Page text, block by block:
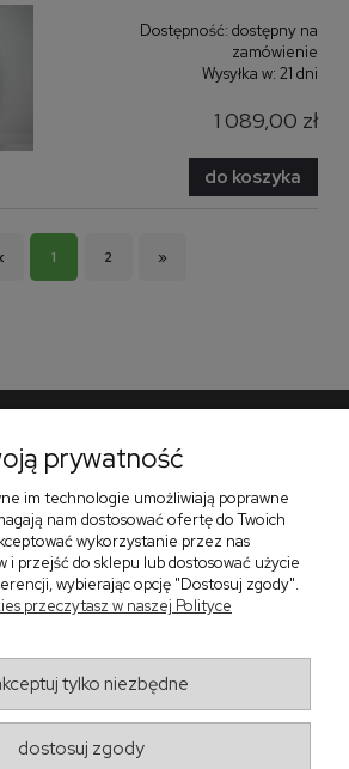
Dostępność: dostępny na
zamówienie
Wysyłka w: 21 dni
1 089,00 zł
do koszyka
1 2 »
Pomoc
i dostawa
O nas
Zbrosławice na Śląsku
ul. Wolności 130
prywatność
im technologie umożliwiają poprawne
nam dostosować ofertę do Twoich
wykorzystanie przez nas
i przejść do sklepu lub dostosować użycie
wybierając opcję "Dostosuj zgody".
przeczytasz w naszej Polityce
tylko niezbędne
dostosuj zgody